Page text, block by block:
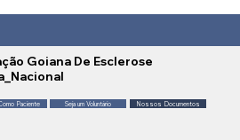
Goiana De Esclerose
Paciente Seja um Voluntário Nossos Documentos